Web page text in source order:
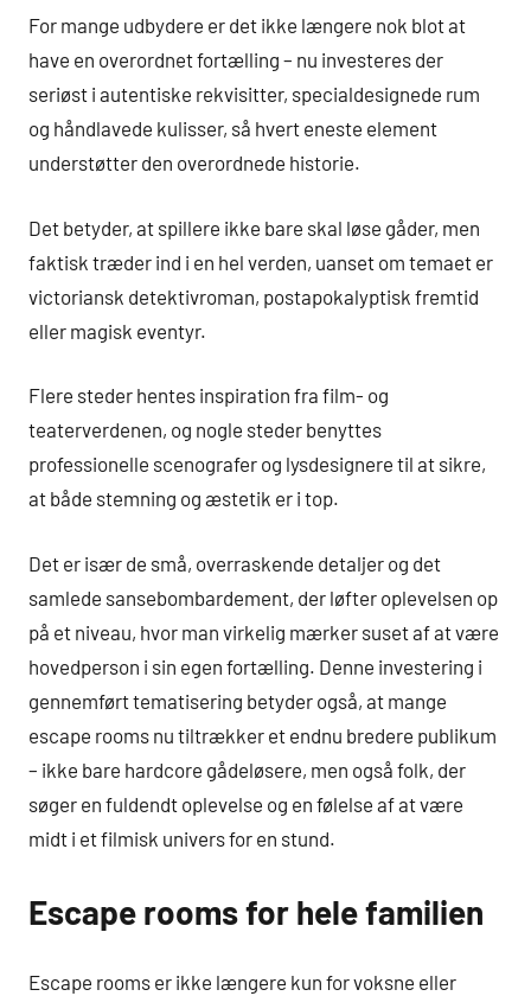
For mange udbydere er det ikke længere nok blot at
have en overordnet fortælling – nu investeres der
seriøst i autentiske rekvisitter, specialdesignede rum
og håndlavede kulisser, så hvert eneste element
understøtter den overordnede historie.
Det betyder, at spillere ikke bare skal løse gåder, men
faktisk træder ind i en hel verden, uanset om temaet er
victoriansk detektivroman, postapokalyptisk fremtid
eller magisk eventyr.
Flere steder hentes inspiration fra film- og
teaterverdenen, og nogle steder benyttes
professionelle scenografer og lysdesignere til at sikre,
at både stemning og æstetik er i top.
Det er især de små, overraskende detaljer og det
samlede sansebombardement, der løfter oplevelsen op
på et niveau, hvor man virkelig mærker suset af at være
hovedperson i sin egen fortælling. Denne investering i
gennemført tematisering betyder også, at mange
escape rooms nu tiltrækker et endnu bredere publikum
– ikke bare hardcore gådeløsere, men også folk, der
søger en fuldendt oplevelse og en følelse af at være
midt i et filmisk univers for en stund.
Escape rooms for hele familien
Escape rooms er ikke længere kun for voksne eller